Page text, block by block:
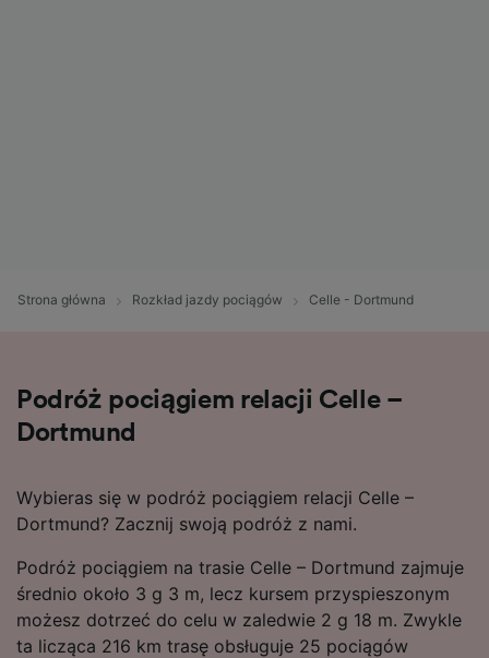
Strona główna Rozkład jazdy pociągów Celle - Dortmund
Podróż pociągiem relacji Celle –
Dortmund
Wybieras się w podróż pociągiem relacji Celle –
Dortmund? Zacznij swoją podróż z nami.
Podróż pociągiem na trasie Celle – Dortmund zajmuje
średnio około 3 g 3 m, lecz kursem przyspieszonym
możesz dotrzeć do celu w zaledwie 2 g 18 m. Zwykle
ta licząca 216 km trasę obsługuje 25 pociągów